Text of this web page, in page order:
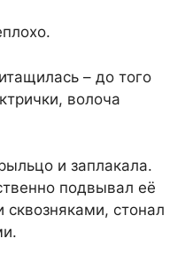
– до того
волоча
и заплакала.
подвывал её
стонал